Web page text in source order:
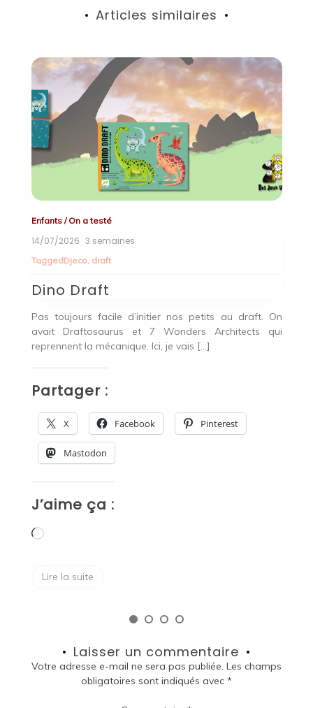
Articles similaires
Enfants/On a testé
14/07/2026 3 semaines
TaggedDjeco, draft
Dino Draft
Pas toujours facile d’initier nos petits au draft. On
avait Draftosaurus et 7 Wonders Architects qui
reprennent la mécanique. Ici, je vais […]
Partager :
X Facebook Pinterest
Mastodon
J’aime ça :
Chargement…
Lire la suite
Laisser un commentaire
Votre adresse e-mail ne sera pas publiée. Les champs
obligatoires sont indiqués avec *